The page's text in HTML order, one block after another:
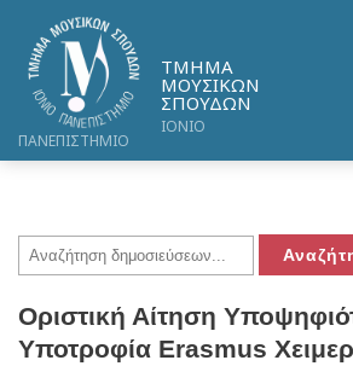
ΤΜΗΜΑ
ΜΟΥΣΙΚΩΝ
ΣΠΟΥΔΩΝ
ΙΟΝΙΟ
ΠΑΝΕΠΙΣΤΗΜΙΟ
Οριστική Αίτηση
Υποτροφία Erasmus